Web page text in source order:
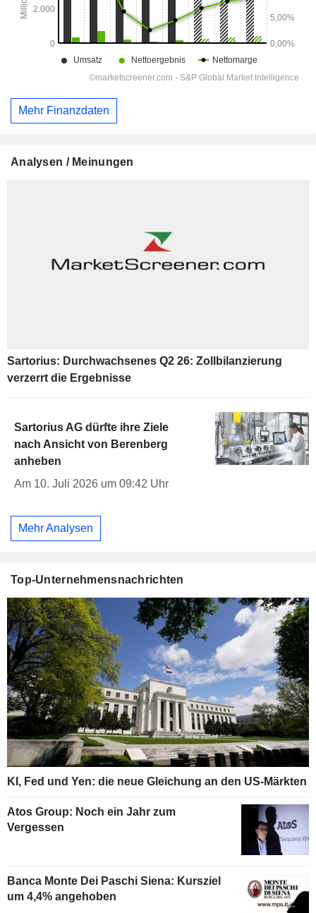
Mehr Finanzdaten
Analysen / Meinungen
Sartorius: Durchwachsenes Q2 26: Zollbilanzierung
verzerrt die Ergebnisse
Sartorius AG dürfte ihre Ziele
nach Ansicht von Berenberg
anheben
Am 10. Juli 2026 um 09:42 Uhr
Mehr Analysen
Top-Unternehmensnachrichten
KI, Fed und Yen: die neue Gleichung an den US-Märkten
Atos Group: Noch ein Jahr zum
Vergessen
Banca Monte Dei Paschi Siena: Kursziel
um 4,4% angehoben